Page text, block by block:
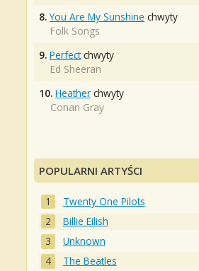
8. You Are My Sunshine chwyty
Folk Songs
9. Perfectchwyty
Ed Sheeran
10. Heather chwyty
Conan Gray
POPULARNI ARTYŚCI
Twenty One Pilots
Billie Eilish
Unknown
The Beatles